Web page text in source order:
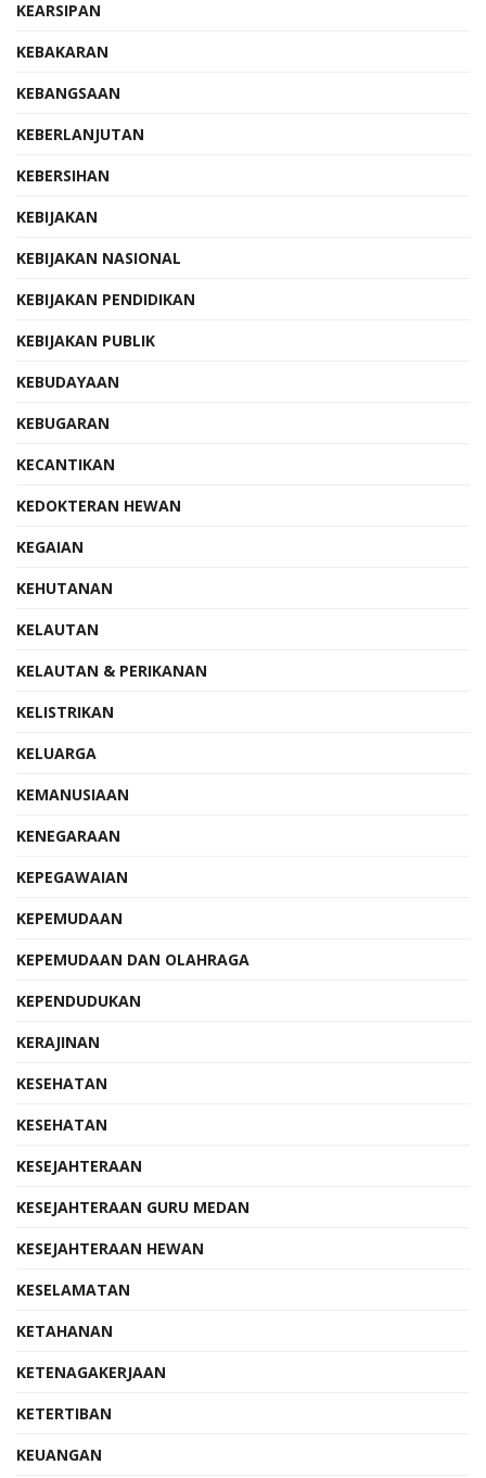
KEARSIPAN
KEBAKARAN
KEBANGSAAN
KEBERLANJUTAN
KEBERSIHAN
KEBIJAKAN
KEBIJAKAN NASIONAL
KEBIJAKAN PENDIDIKAN
KEBIJAKAN PUBLIK
KEBUDAYAAN
KEBUGARAN
KECANTIKAN
KEDOKTERAN HEWAN
KEGAIAN
KEHUTANAN
KELAUTAN
KELAUTAN & PERIKANAN
KELISTRIKAN
KELUARGA
KEMANUSIAAN
KENEGARAAN
KEPEGAWAIAN
KEPEMUDAAN
KEPEMUDAAN DAN OLAHRAGA
KEPENDUDUKAN
KERAJINAN
KESEHATAN
KESEHATAN
KESEJAHTERAAN
KESEJAHTERAAN GURU MEDAN
KESEJAHTERAAN HEWAN
KESELAMATAN
KETAHANAN
KETENAGAKERJAAN
KETERTIBAN
KEUANGAN